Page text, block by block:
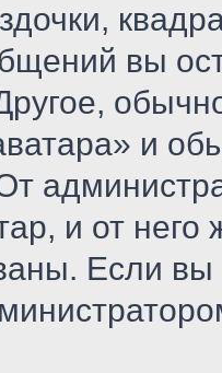
вы
и
и от него
Если